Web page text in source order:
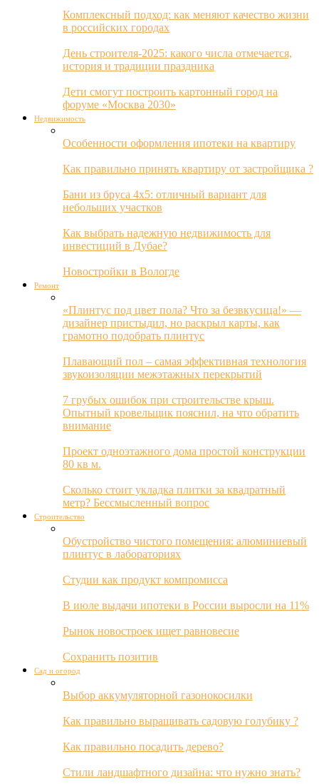
Комплексный подход: как меняют качество жизни
в российских городах
День строителя-2025: какого числа отмечается,
история и традиции праздника
Дети смогут построить картонный город на
форуме «Москва 2030»
Недвижимость
Особенности оформления ипотеки на квартиру
Как правильно принять квартиру от застройщика ?
Бани из бруса 4х5: отличный вариант для
небольших участков
Как выбрать надежную недвижимость для
инвестиций в Дубае?
Новостройки в Вологде
Ремонт
«Плинтус под цвет пола? Что за безвкусица!» —
дизайнер пристыдил, но раскрыл карты, как
грамотно подобрать плинтус
Плавающий пол – самая эффективная технология
звукоизоляции межэтажных перекрытий
7 грубых ошибок при строительстве крыш.
Опытный кровельщик пояснил, на что обратить
внимание
Проект одноэтажного дома простой конструкции
80 кв м.
Сколько стоит укладка плитки за квадратный
метр? Бессмысленный вопрос
Строительство
Обустройство чистого помещения: алюминиевый
плинтус в лабораториях
Студии как продукт компромисса
В июле выдачи ипотеки в России выросли на 11%
Рынок новостроек ищет равновесие
Сохранить позитив
Сад и огород
Выбор аккумуляторной газонокосилки
Как правильно выращивать садовую голубику ?
Как правильно посадить дерево?
Стили ландшафтного дизайна: что нужно знать?